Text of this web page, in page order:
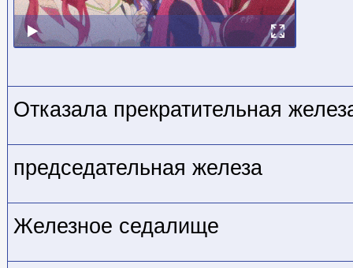
Отказала прекратительная
председательная железа
Железное седалище